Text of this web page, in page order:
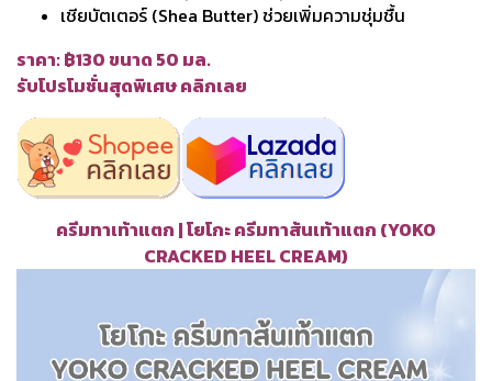
เชียบัตเตอร์ (Shea Butter) ช่วยเพิ่มความชุ่มชื้น
ราคา: ฿130 ขนาด 50 มล.
รับโปรโมชั่นสุดพิเศษ คลิกเลย
ครีมทาเท้าแตก | โยโกะ ครีมทาส้นเท้าแตก (YOKO
CRACKED HEEL CREAM)